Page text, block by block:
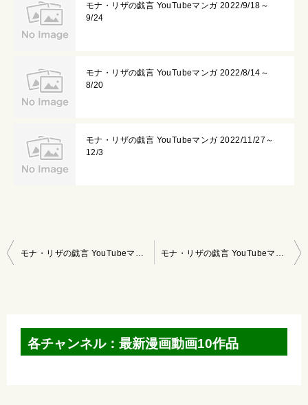
モナ・リザの戯言 YouTubeマンガ 2022/9/18～
9/24
モナ・リザの戯言 YouTubeマンガ 2022/8/14～
8/20
モナ・リザの戯言 YouTubeマンガ 2022/11/27～
12/3
投
モナ・リザの戯言 YouTubeマンガ 2022/2/20～2/26 モナ・リザの戯言 YouTubeマンガ 2022/3/6～3/12
各チャンネル：最新漫画動画10作品